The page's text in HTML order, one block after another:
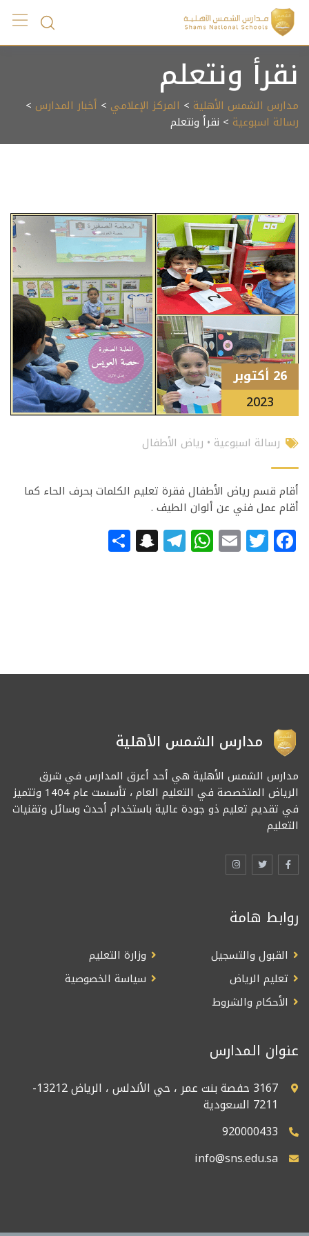
Skip
content
نقرأ ونتعلم
مدارس الشمس الأهلية > المركز الإعلامي > أخبار المدارس >
رسالة اسبوعية > نقرأ ونتعلم
26 أكتوبر
2023
رسالة اسبوعية • رياض الأطفال
أقام قسم رياض الأطفال فقرة تعليم الكلمات بحرف الحاء كما
أقام عمل فني عن ألوان الطيف .
Facebook
Twitter
Email
WhatsApp
Telegram
Snapchat
مدارس الشمس الأهلية
مدارس الشمس الأهلية هي أحد أعرق المدارس في شرق
الرياض المتخصصة في التعليم العام ، تأسست عام 1404 وتتميز
في تقديم تعليم ذو جودة عالية باستخدام أحدث وسائل وتقنيات
التعليم
روابط هامة
القبول والتسجيل
وزارة التعليم
تعليم الرياض
سياسة الخصوصية
الأحكام والشروط
عنوان المدارس
3167 حفصة بنت عمر ، حي الأندلس ، الرياض 13212-
7211 السعودية
920000433
info@sns.edu.sa